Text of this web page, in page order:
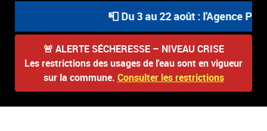
📮 Du 3 au 22 août : l'Agence
🚨 ALERTE SÉCHERESSE – NIVEAU CRISE
Les restrictions des usages de l'eau sont en vigueur
sur la commune. Consulter les restrictions